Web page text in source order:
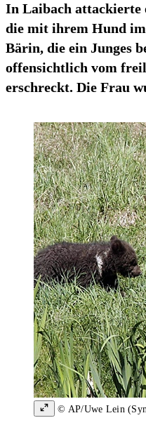
In Laibach attackierte
die mit ihrem Hund
Bärin, die ein Junges
offensichtlich vom
erschreckt. Die Frau
© AP/Uwe Lein